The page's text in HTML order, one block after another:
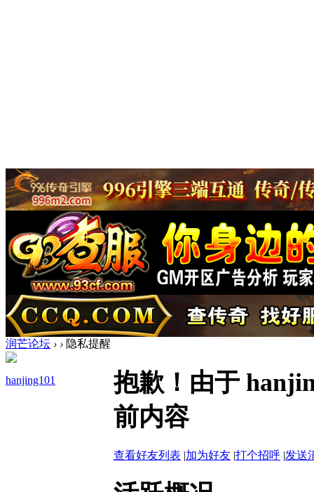
润芒论坛 › › 隐私提醒
hanjing101
抱歉！由于
前内容
查看好友列表 |加为好友 |打个招呼 |发送